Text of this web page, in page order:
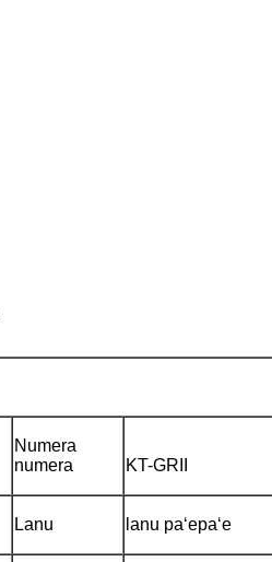
Numera
numera
KT-GRII
Lanu lanu paʻepaʻe